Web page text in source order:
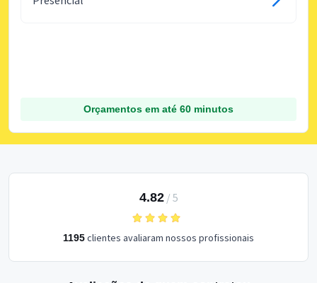
Orçamentos em até 60 minutos
4.82/ 5
1195clientes avaliaram nossos profissionais